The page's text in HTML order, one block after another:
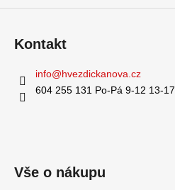
Kontakt
info@hvezdickanova.cz
604 255 131 Po-Pá 9-12 13-17
Vše o nákupu